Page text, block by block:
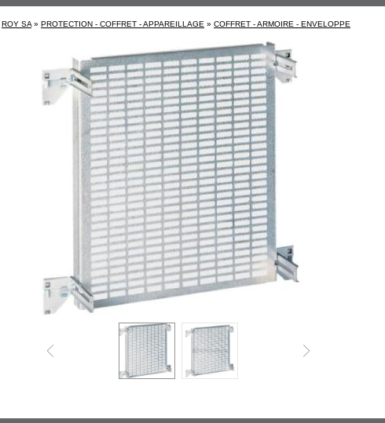
ROY SA » PROTECTION - COFFRET - APPAREILLAGE » COFFRET - ARMOIRE - ENVELOPPE